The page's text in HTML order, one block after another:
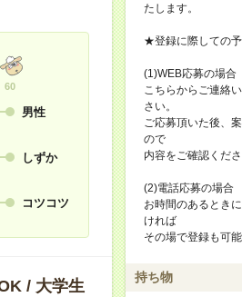
60
男性
しずか
コツコツ
/ 大学生
たします。
★登録に際しての
(1)WEB応募の場合
こちらからご連絡
さい。
ご応募頂いた後、
ので
内容をご確認くださ
(2)電話応募の場合
お時間のあるとき
ければ
その場で登録も可能
持ち物